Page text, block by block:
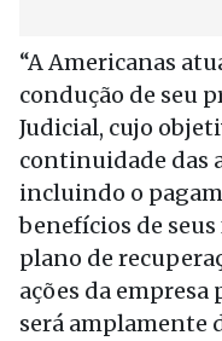
“A Americanas
condução de seu
Judicial, cujo
continuidade das
incluindo o
benefícios de
plano de
ações da empresa
será amplamente